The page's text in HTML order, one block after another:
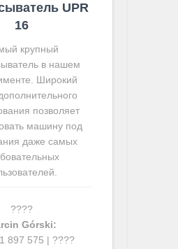
UPR
16
крупный
в нашем
Широкий
позволяет
машину под
даже самых
????
Górski:
897 575 | ????